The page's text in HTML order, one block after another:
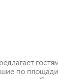
по